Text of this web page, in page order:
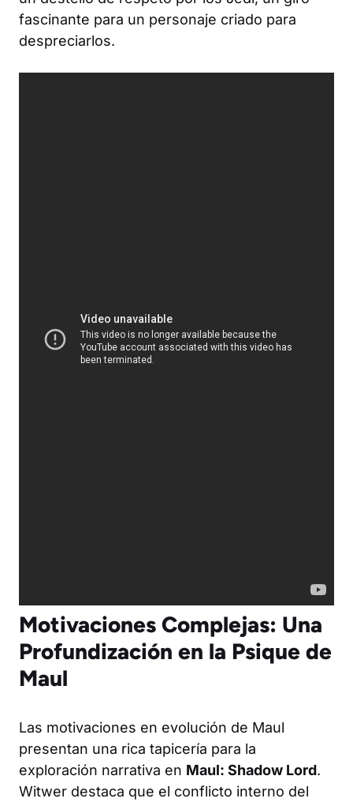
fascinante para un personaje criado para
despreciarlos.
Motivaciones Complejas: Una
Profundización en la Psique de
Maul
Las motivaciones en evolución de Maul
presentan una rica tapicería para la
exploración narrativa en Maul: Shadow Lord.
Witwer destaca que el conflicto interno del